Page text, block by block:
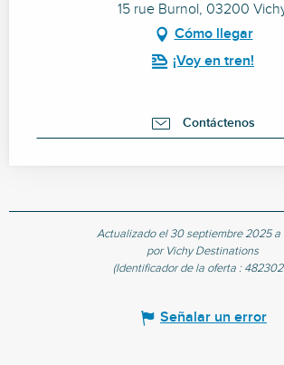
15 rue Burnol, 03200
Cómo llegar
¡Voy en tren!
Contáctenos
Actualizado el 30 septiembre 2025 a
por Vichy Destinations
(Identificador de la oferta :
Señalar un error